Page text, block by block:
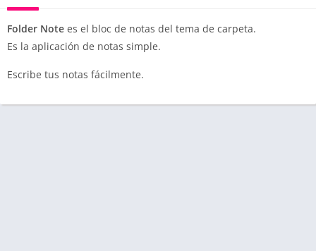
Folder Note es el bloc de notas del tema de carpeta.
Es la aplicación de notas simple.
Escribe tus notas fácilmente.